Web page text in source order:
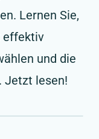
Lernen Sie,
effektiv
und die
Jetzt lesen!